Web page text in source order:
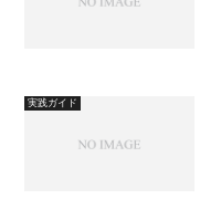
実践ガイド